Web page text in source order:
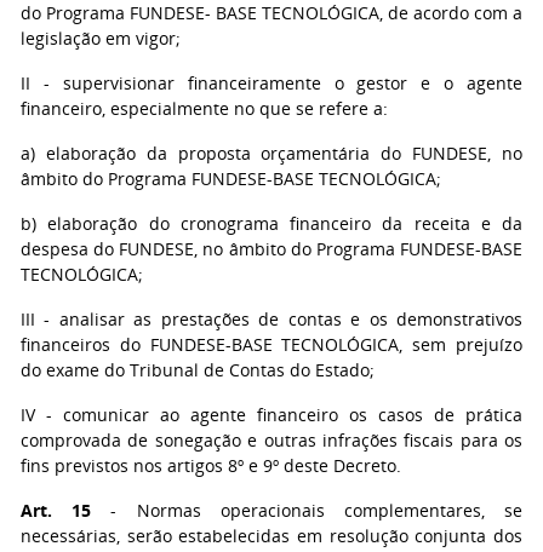
do Programa FUNDESE- BASE TECNOLÓGICA, de acordo com a
legislação em vigor;
II - supervisionar financeiramente o gestor e o agente
financeiro, especialmente no que se refere a:
a) elaboração da proposta orçamentária do FUNDESE, no
âmbito do Programa FUNDESE-BASE TECNOLÓGICA;
b) elaboração do cronograma financeiro da receita e da
despesa do FUNDESE, no âmbito do Programa FUNDESE-BASE
TECNOLÓGICA;
III - analisar as prestações de contas e os demonstrativos
financeiros do FUNDESE-BASE TECNOLÓGICA, sem prejuízo
do exame do Tribunal de Contas do Estado;
IV - comunicar ao agente financeiro os casos de prática
comprovada de sonegação e outras infrações fiscais para os
fins previstos nos artigos 8º e 9º deste Decreto.
Art. 15 - Normas operacionais complementares, se
necessárias, serão estabelecidas em resolução conjunta dos